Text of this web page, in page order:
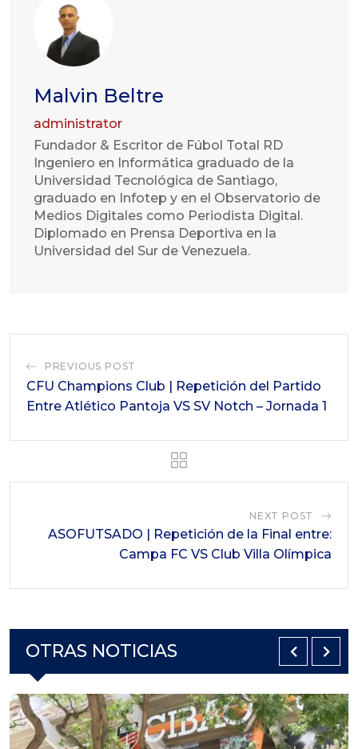
Malvin Beltre
administrator
Fundador & Escritor de Fúbol Total RD
Ingeniero en Informática graduado de la
Universidad Tecnológica de Santiago,
graduado en Infotep y en el Observatorio de
Medios Digitales como Periodista Digital.
Diplomado en Prensa Deportiva en la
Universidad del Sur de Venezuela.
PREVIOUS POST
CFU Champions Club | Repetición del Partido
Entre Atlético Pantoja VS SV Notch – Jornada 1
NEXT POST
ASOFUTSADO | Repetición de la Final entre:
Campa FC VS Club Villa Olímpica
OTRAS NOTICIAS